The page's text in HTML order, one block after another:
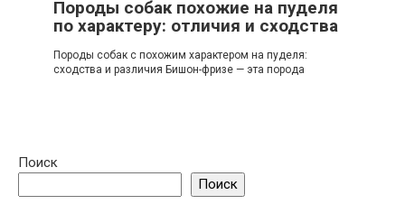
Породы собак похожие на пуделя
по характеру: отличия и сходства
Породы собак с похожим характером на пуделя:
сходства и различия Бишон-фризе — эта порода
Поиск
Поиск